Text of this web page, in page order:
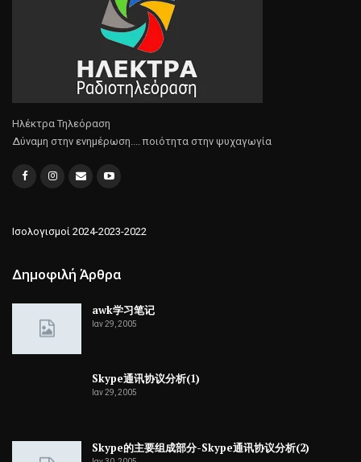
Ηλέκτρα Τηλεόραση
Δύναμη στην ενημέρωση.... ποιότητα στην ψυχαγωγία
Ισολογισμοί 2024-2023-2022
Δημοφιλή Άρθρα
awk学习笔记
Ιαν 29, 2005
Skype通讯协议分析(1)
Ιαν 29, 2005
Skype的主要组成部分-Skype通讯协议分析(2)